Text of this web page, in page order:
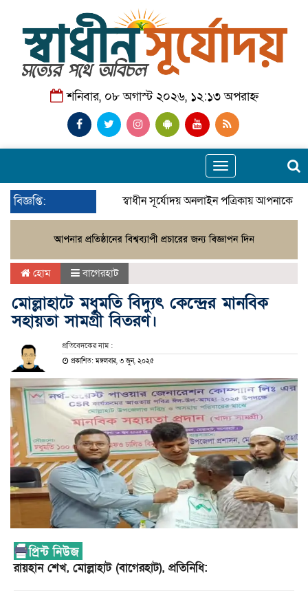
শনিবার, ০৮ অগাস্ট ২০২৬, ১২:১৩ অপরাহ্ন
Toggle
navigation
বিজ্ঞপ্তি: স্বাধীন সূর্যোদয় অনলাইন পত্রিকায় আপনাকে
হোম বাগেরহাট
মোল্লাহাটে মধুমতি বিদ্যুৎ কেন্দ্রের মানবিক
সহায়তা সামগ্রী বিতরণ।
প্রতিবেদকের নাম :
প্রকাশিত: মঙ্গলবার, ৩ জুন, ২০২৫
রায়হান শেখ, মোল্লাহাট (বাগেরহাট), প্রতিনিধি: